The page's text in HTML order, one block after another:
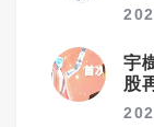
宇
股